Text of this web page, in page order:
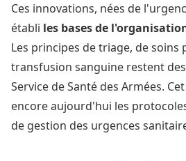
Ces innovations, nées de
établi les bases de
Les principes de triage, de soins
transfusion sanguine restent
Service de Santé des Armées.
encore aujourd'hui les
de gestion des urgences